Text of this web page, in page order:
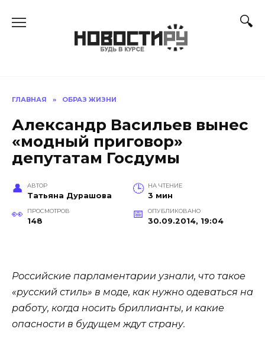
ГЛАВНАЯ » ОБРАЗ ЖИЗНИ
Александр Васильев вынес
«модный приговор»
депутатам Госдумы
АВТОР
Татьяна Дурашова
НА ЧТЕНИЕ
3 мин
ПРОСМОТРОВ
148
ОПУБЛИКОВАНО
30.09.2014, 19:04
Российские парламентарии узнали, что такое
«русский стиль» в моде, как нужно одеваться на
работу, когда носить бриллианты, и какие
опасности в будущем ждут страну.